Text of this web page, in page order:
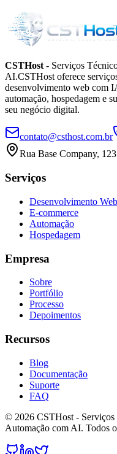
CSTHost- Serviços
AI.CSTHost oferece
desenvolvimento web com
automação, hospedagem e
seu negócio digital.
contato@csthost.com.br
Rua Base Company,
Serviços
Desenvolvimento Web
E-commerce
Automação
Hospedagem
Empresa
Sobre
Portfólio
Processo
Depoimentos
Recursos
Blog
Documentação
Suporte
FAQ
© 2026 CSTHost -
Automação com AI. Todos